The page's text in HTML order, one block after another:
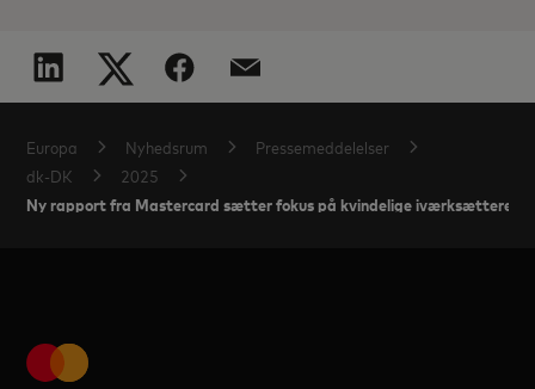
Europa Nyhedsrum
Pressemeddelelser
dk-DK
2025
Ny rapport fra Mastercard sætter fokus på kvindelige iværksættere i